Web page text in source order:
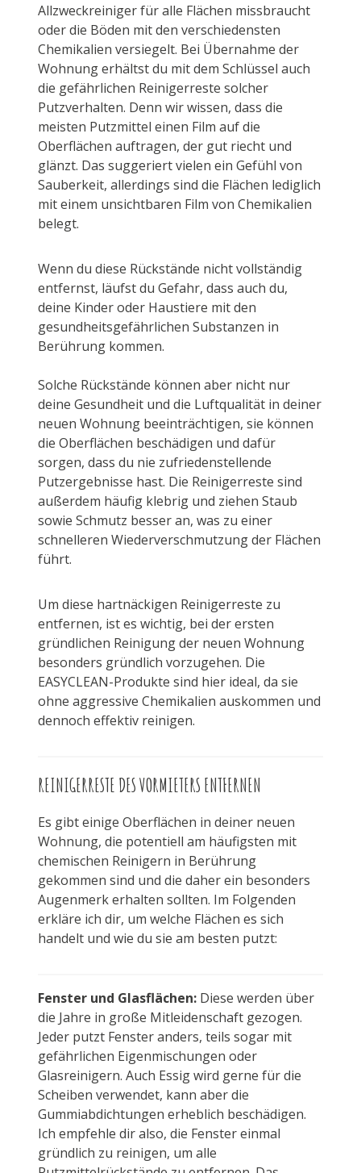
Allzweckreiniger für alle Flächen missbraucht
oder die Böden mit den verschiedensten
Chemikalien versiegelt. Bei Übernahme der
Wohnung erhältst du mit dem Schlüssel auch
die gefährlichen Reinigerreste solcher
Putzverhalten. Denn wir wissen, dass die
meisten Putzmittel einen Film auf die
Oberflächen auftragen, der gut riecht und
glänzt. Das suggeriert vielen ein Gefühl von
Sauberkeit, allerdings sind die Flächen lediglich
mit einem unsichtbaren Film von Chemikalien
belegt.
Wenn du diese Rückstände nicht vollständig
entfernst, läufst du Gefahr, dass auch du,
deine Kinder oder Haustiere mit den
gesundheitsgefährlichen Substanzen in
Berührung kommen.
Solche Rückstände können aber nicht nur
deine Gesundheit und die Luftqualität in deiner
neuen Wohnung beeinträchtigen, sie können
die Oberflächen beschädigen und dafür
sorgen, dass du nie zufriedenstellende
Putzergebnisse hast. Die Reinigerreste sind
außerdem häufig klebrig und ziehen Staub
sowie Schmutz besser an, was zu einer
schnelleren Wiederverschmutzung der Flächen
führt.
Um diese hartnäckigen Reinigerreste zu
entfernen, ist es wichtig, bei der ersten
gründlichen Reinigung der neuen Wohnung
besonders gründlich vorzugehen. Die
EASYCLEAN-Produkte sind hier ideal, da sie
ohne aggressive Chemikalien auskommen und
dennoch effektiv reinigen.
REINIGERRESTE DES VORMIETERS ENTFERNEN
Es gibt einige Oberflächen in deiner neuen
Wohnung, die potentiell am häufigsten mit
chemischen Reinigern in Berührung
gekommen sind und die daher ein besonders
Augenmerk erhalten sollten. Im Folgenden
erkläre ich dir, um welche Flächen es sich
handelt und wie du sie am besten putzt:
Fenster und Glasflächen: Diese werden über
die Jahre in große Mitleidenschaft gezogen.
Jeder putzt Fenster anders, teils sogar mit
gefährlichen Eigenmischungen oder
Glasreinigern. Auch Essig wird gerne für die
Scheiben verwendet, kann aber die
Gummiabdichtungen erheblich beschädigen.
Ich empfehle dir also, die Fenster einmal
gründlich zu reinigen, um alle